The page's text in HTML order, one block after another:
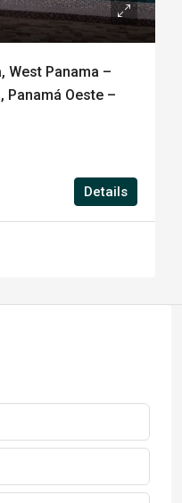
West Panama –
Panamá Oeste –
Details